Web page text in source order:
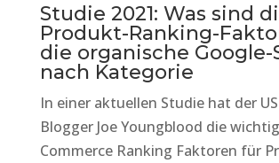
Studie 2021: Was sind
Produkt-Ranking-
die organische Google-
nach Kategorie
In einer aktuellen Studie hat der
Blogger Joe Youngblood die
Commerce Ranking Faktoren für